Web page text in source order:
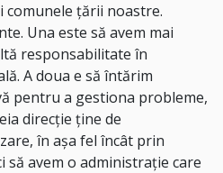
comunele țării noastre.
Una este să avem mai
responsabilitate în
A doua e să întărim
pentru a gestiona probleme,
direcție ține de
în așa fel încât prin
avem o administrație care